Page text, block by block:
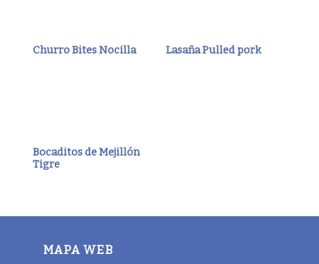
Churro Bites Nocilla Lasaña Pulled pork
Bocaditos de Mejillón
Tigre
MAPA WEB